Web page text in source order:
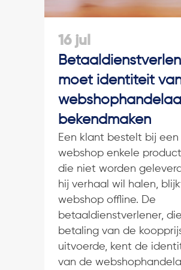
16 jul
moet identiteit
bekendmaken
Een klant bestelt bij een
webshop enkele
die niet worden
hij verhaal wil halen,
webshop offline. De
betaaldienstverlener,
betaling van de
uitvoerde, kent de
van de